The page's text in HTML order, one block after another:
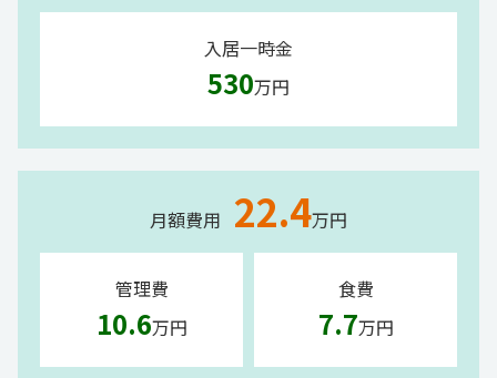
入居一時金
530万円
月額費用 22.4万円
管理費
10.6万円
食費
7.7万円